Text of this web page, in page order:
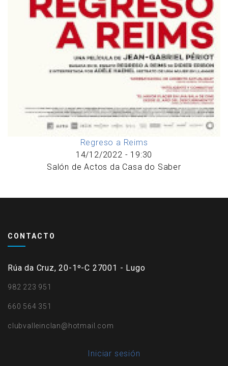
Regreso a Reims
14/12/2022 - 19:30
Salón de Actos da Casa do Saber
CONTACTO
Rúa da Cruz, 20-1º-C 27001 - Lugo
982 223 951
660 564 351
clubvalleinclan@hotmail.com
Iniciar sesión